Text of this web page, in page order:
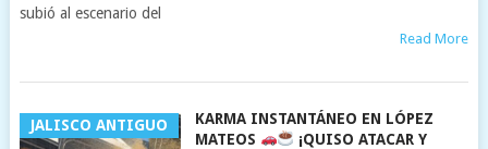
subió al escenario del
Read More
JALISCO ANTIGUO
KARMA INSTANTÁNEO EN LÓPEZ
MATEOS
¡QUISO ATACAR Y